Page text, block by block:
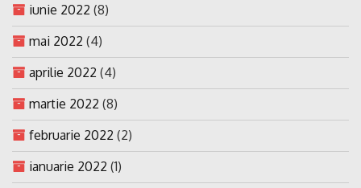
iunie 2022 (8)
mai 2022 (4)
aprilie 2022 (4)
martie 2022 (8)
februarie 2022 (2)
ianuarie 2022 (1)